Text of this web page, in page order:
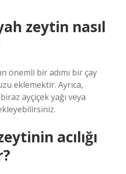
zeytin nasıl
önemli bir adımı bir çay
eklemektir. Ayrıca,
ayçiçek yağı veya
acılığı